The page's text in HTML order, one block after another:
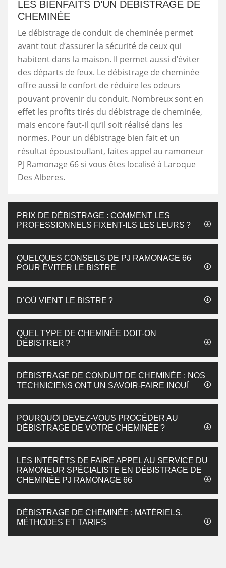
LES BIENFAITS D’UN DÉBISTRAGE DE
CHEMINÉE
Le débistrage de conduit de cheminée permet
avant tout d’assurer la sécurité de ceux qui
habitent dans la maison. Il permet aussi d’éviter
des départs de feux. Le débistrage de cheminée
offre aussi le confort de réduire les odeurs
pouvant provenir du conduit. Nombreux sont en
effet les profits tirés du débistrage de cheminée,
mais encore faut-il qu’il soit réalisé dans les
normes. Pour un débistrage bien fait et un
résultat époustouflant, faites appel au ramoneur
PJ Ramonage 66 si vous êtes localisé à Laroque
Des Alberes.
PRIX DE DÉBISTRAGE : COMMENT LES
PROFESSIONNELS FIXENT-ILS LES LEURS ?
QUELQUES CONSEILS DE PJ RAMONAGE 66
POUR ÉVITER LE BISTRE
D’OÙ VIENT LE BISTRE ?
QUEL TYPE DE CHEMINÉE DOIT-ON
DÉBISTRER ?
DÉBISTRAGE DE CONDUIT DE CHEMINÉE : NOS
TECHNICIENS ONT UN SAVOIR-FAIRE INOUÏ
POURQUOI DEVEZ-VOUS PROCÉDER AU
DÉBISTRAGE DE VOTRE CHEMINÉE ?
LES INTÉRÊTS DE FAIRE APPEL AU SERVICE DU
RAMONEUR SPÉCIALISTE EN DÉBISTRAGE DE
CHEMINÉE PJ RAMONAGE 66
DÉBISTRAGE DE CHEMINÉE : MATÉRIELS,
MÉTHODES ET TARIFS